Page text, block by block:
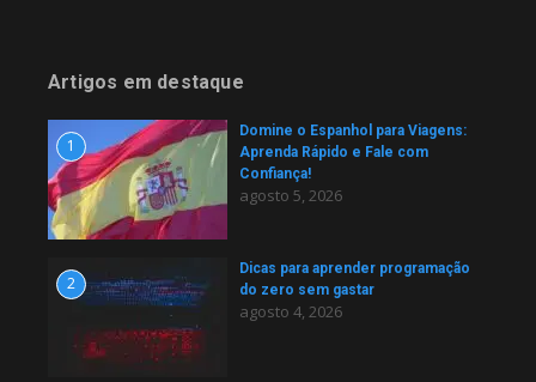
Artigos em destaque
1
Domine o Espanhol para Viagens:
Aprenda Rápido e Fale com
Confiança!
agosto 5, 2026
2
Dicas para aprender programação
do zero sem gastar
agosto 4, 2026